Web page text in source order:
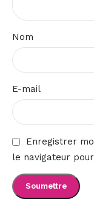
Nom
E-mail
Enregistrer
le navigateur